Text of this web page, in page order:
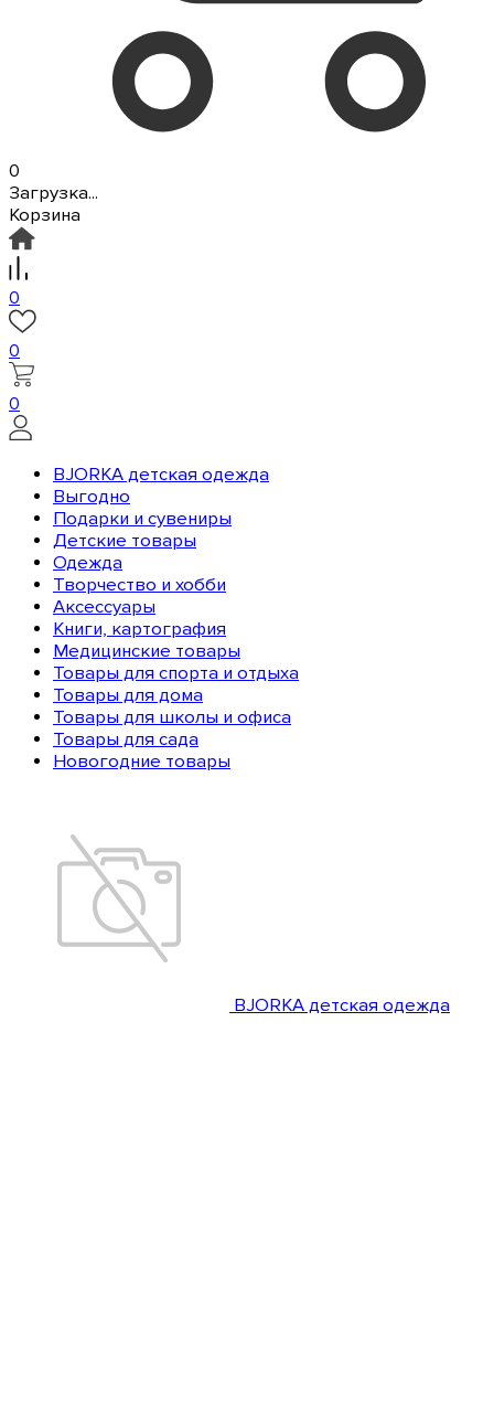
0
Загрузка...
Корзина
0
0
0
BJORKA детская одежда
Выгодно
Подарки и сувениры
Детские товары
Одежда
Творчество и хобби
Аксессуары
Книги, картография
Медицинские товары
Товары для спорта и отдыха
Товары для дома
Товары для школы и офиса
Товары для сада
Новогодние товары
BJORKA детская одежда